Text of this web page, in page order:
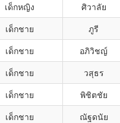
เด็กหญิง ศิวาลัย
เด็กชาย ภูรี
เด็กชาย อภิวิชญ์
เด็กชาย วสุธร
เด็กชาย พิชิตชัย
เด็กชาย ณัฐดนัย